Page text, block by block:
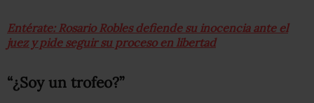
Entérate: Rosario Robles defiende su inocencia ante el
juez y pide seguir su proceso en libertad
“¿Soy un trofeo?”